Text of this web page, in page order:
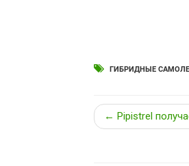
ГИБРИДНЫЕ
← Pipistrel